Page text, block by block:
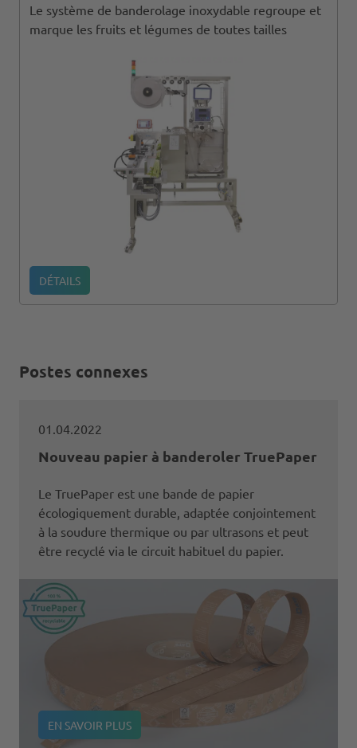
Le système de banderolage inoxydable regroupe et
marque les fruits et légumes de toutes tailles
DÉTAILS
Postes connexes
01.04.2022
Nouveau papier à banderoler TruePaper
Le TruePaper est une bande de papier
écologiquement durable, adaptée conjointement
à la soudure thermique ou par ultrasons et peut
être recyclé via le circuit habituel du papier.
EN SAVOIR PLUS